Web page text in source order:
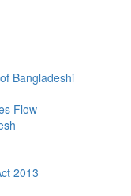
Bangladeshi
Flow
2013